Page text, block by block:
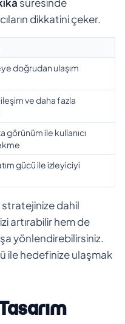
dikkatini çeker.
doğrudan ulaşım
ve daha fazla
görünüm ile kullanıcı
gücü ile izleyiciyi
dahil
artırabilir hem de
yönlendirebilirsiniz.
ile hedefinize ulaşmak